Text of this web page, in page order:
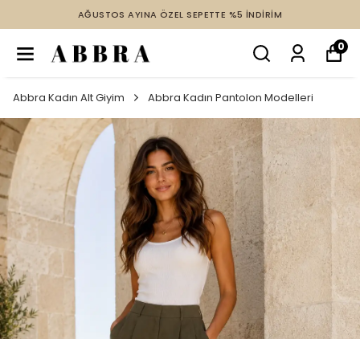
AĞUSTOS AYINA ÖZEL SEPETTE %5 İNDİRİM
0
Abbra Kadın Alt Giyim Abbra Kadın Pantolon Modelleri